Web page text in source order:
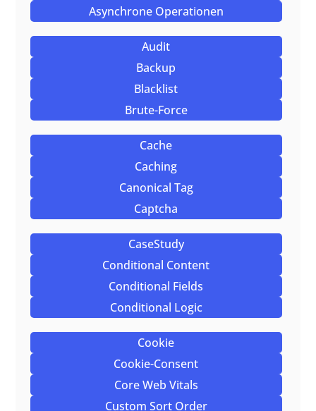
Asynchrone Operationen
Audit
Backup
Blacklist
Brute-Force
Cache
Caching
Canonical Tag
Captcha
CaseStudy
Conditional Content
Conditional Fields
Conditional Logic
Cookie
Cookie-Consent
Core Web Vitals
Custom Sort Order